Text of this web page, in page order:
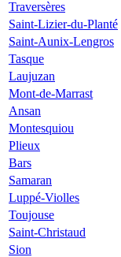
Traversères
Saint-Lizier-du-Planté
Saint-Aunix-Lengros
Tasque
Laujuzan
Mont-de-Marrast
Ansan
Montesquiou
Plieux
Bars
Samaran
Luppé-Violles
Toujouse
Saint-Christaud
Sion